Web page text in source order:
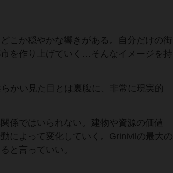
こか穏やかな響きがある。自分だけの街
を作り上げていく…そんなイメージを持
かい見た目とは裏腹に、非常に現実的
係ではいられない。建物や資源の価値
によって変化していく。Grinivilの最大の
と言っていい。